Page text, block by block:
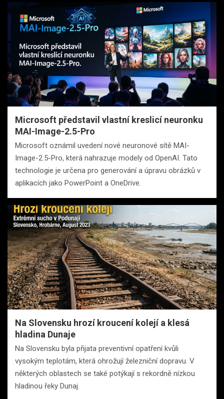
Microsoft představil vlastní kreslicí neuronku
MAI-Image-2.5-Pro
Microsoft oznámil uvedení nové neuronové sítě MAI-
Image-2.5-Pro, která nahrazuje modely od OpenAI. Tato
technologie je určena pro generování a úpravu obrázků v
aplikacích jako PowerPoint a OneDrive.
Na Slovensku hrozí kroucení kolejí a klesá
hladina Dunaje
Na Slovensku byla přijata preventivní opatření kvůli
vysokým teplotám, která ohrožují železniční dopravu. V
některých oblastech se také potýkají s rekordně nízkou
hladinou řeky Dunaj.